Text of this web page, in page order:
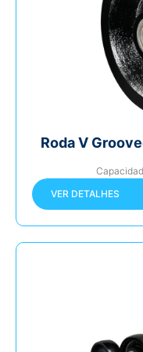
Roda V
VER DETALHES